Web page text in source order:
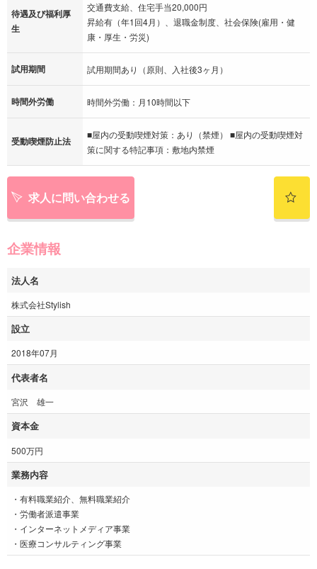
待遇及び福利厚
生
交通費支給、住宅手当20,000円
昇給有（年1回4月）、退職金制度、社会保険(雇用・健
康・厚生・労災)
試用期間 試用期間あり（原則、入社後3ヶ月）
時間外労働 時間外労働：月10時間以下
受動喫煙防止法
■屋内の受動喫煙対策：あり（禁煙） ■屋内の受動喫煙対
策に関する特記事項：敷地内禁煙
求人に問い合わせる
企業情報
法人名
株式会社Stylish
設立
2018年07月
代表者名
宮沢 雄一
資本金
500万円
業務内容
・有料職業紹介、無料職業紹介
・労働者派遣事業
・インターネットメディア事業
・医療コンサルティング事業